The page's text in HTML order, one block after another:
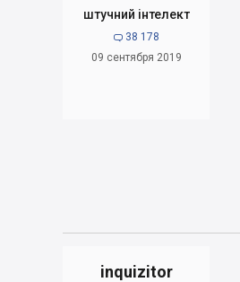
штучний інтелект
 38 178
09 сентября 2019
inquizitor